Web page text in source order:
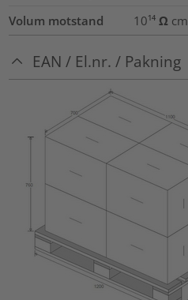
Volum motstand
10¹⁴ Ω cm
EAN / El.nr. / Pakning